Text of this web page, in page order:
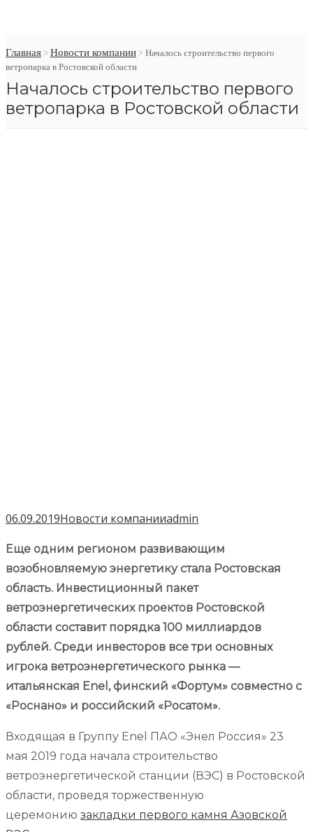
Главная > Новости компании > Началось строительство первого
ветропарка в Ростовской области
Началось строительство первого
ветропарка в Ростовской области
06.09.2019Новости компанииadmin
Еще одним регионом развивающим
возобновляемую энергетику стала Ростовская
область. Инвестиционный пакет
ветроэнергетических проектов Ростовской
области составит порядка 100 миллиардов
рублей. Среди инвесторов все три основных
игрока ветроэнергетического рынка —
итальянская Enel, финский «Фортум» совместно с
«Роснано» и российский «Росатом».
Входящая в Группу Enel ПАО «Энел Россия» 23
мая 2019 года начала строительство
ветроэнергетической станции (ВЭС) в Ростовской
области, проведя торжественную
церемонию закладки первого камня Азовской